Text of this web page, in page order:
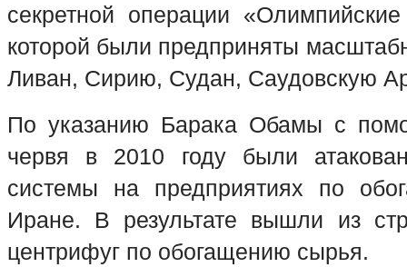
секретной операции
которой были предприняты
Ливан, Сирию, Судан, Саудовскую
По указанию Барака Обамы с
червя в 2010 году были
системы на предприятиях по
Иране. В результате вышли из
центрифуг по обогащению сырья.